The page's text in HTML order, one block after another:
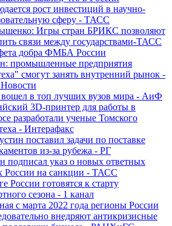
рост инвестиций в научно-
сферу - ТАСС
Игры стран БРИКС позволяют
связи между государствами-ТАСС
добра ФМБА России
промышленные предприятия
смогут занять внутренний рынок -
в топ лучших вузов мира - АиФ
3D-принтер для работы в
разработали ученые Томского
- Интерафакс
поставил задачи по поставке
из-за рубежа - РГ
подписал указ о новых ответных
России на санкции - ТАСС
России готовятся к старту
сезона - 1 канал
с марта 2022 года регионы России
внедряют антикризисные